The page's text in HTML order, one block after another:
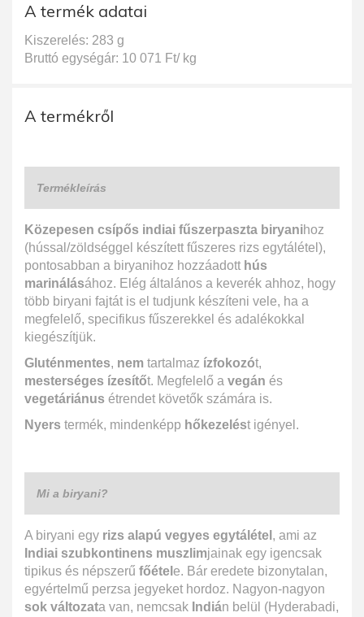
A termék adatai
Kiszerelés: 283 g
Bruttó egységár: 10 071 Ft/ kg
A termékről
Termékleírás
Közepesen csípős indiai fűszerpaszta biryanihoz
(hússal/zöldséggel készített fűszeres rizs egytálétel),
pontosabban a biryanihoz hozzáadott hús
marinálásához. Elég általános a keverék ahhoz, hogy
több biryani fajtát is el tudjunk készíteni vele, ha a
megfelelő, specifikus fűszerekkel és adalékokkal
kiegészítjük.
Gluténmentes, nem tartalmaz ízfokozót,
mesterséges ízesítőt. Megfelelő a vegán és
vegetáriánus étrendet követők számára is.
Nyers termék, mindenképp hőkezelést igényel.
Mi a biryani?
A biryani egy rizs alapú vegyes egytálétel , ami az
Indiai szubkontinens muszlimjainak egy igencsak
tipikus és népszerű főétel e. Bár eredete bizonytalan,
egyértelmű perzsa jegyeket hordoz. Nagyon-nagyon
sok változata van, nemcsak Indián belül (Hyderabadi,